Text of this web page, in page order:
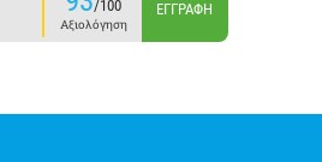
/100
Αξιολόγηση
ΕΓΓΡΑΦΉ